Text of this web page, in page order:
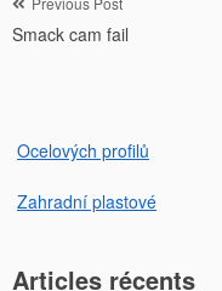
de
Smack cam fail
Ocelových profilů
Zahradní plastové
Articles récents